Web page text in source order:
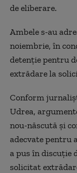
de eliberare.
Ambele s-au
noiembrie, în
detenţie pentru
extrădare la
Conform
Udrea,
nou-născută şi
adecvate pentru
a pus în discuţie
solicitat